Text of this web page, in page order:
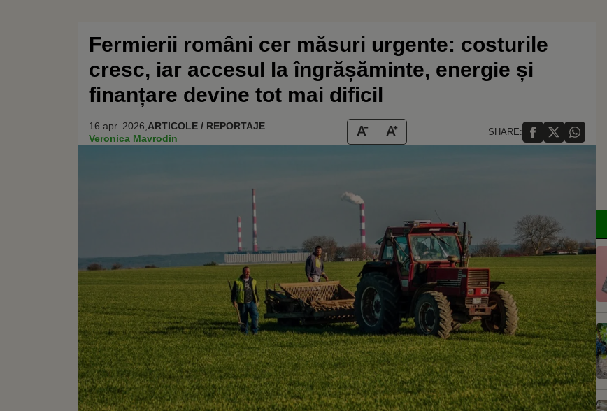
Fermierii români cer măsuri urgente: costurile
cresc, iar accesul la îngrășăminte, energie și
finanțare devine tot mai dificil
16 apr. 2026, ARTICOLE / REPORTAJE
Veronica Mavrodin
SHARE: